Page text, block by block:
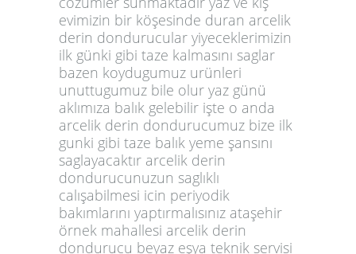
evimizin bir köşesinde duran arcelik
derin dondurucular yiyeceklerimizin
ilk günki gibi taze kalmasını saglar
bazen koydugumuz urünleri
unuttugumuz bile olur yaz günü
aklımıza balık gelebilir işte o anda
arcelik derin dondurucumuz bize ilk
gunki gibi taze balık yeme şansını
saglayacaktır arcelik derin
dondurucunuzun saglıklı
calışabilmesi icin periyodik
bakımlarını yaptırmalısınız ataşehir
örnek mahallesi arcelik derin
dondurucu beyaz eşya teknik servisi